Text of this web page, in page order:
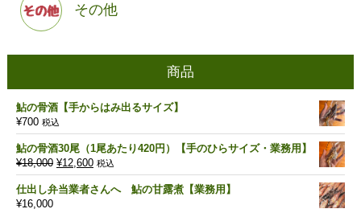
その他
商品
鮎の骨酒【手からはみ出るサイズ】
¥700 税込
鮎の骨酒30尾（1尾あたり420円）【手のひらサイズ・業務用】
¥18,000 元
の
価
¥12,600現
在
の
税込
仕出し弁当業者さんへ 鮎の甘露煮【業務用】
¥16,000